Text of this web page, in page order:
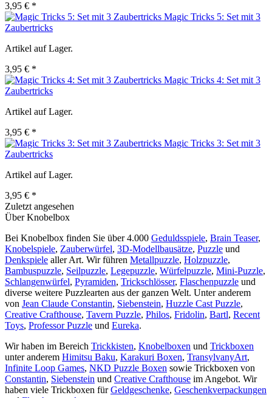
3,95 € *
Magic Tricks 5: Set mit 3
Zaubertricks
Artikel auf Lager.
3,95 € *
Magic Tricks 4: Set mit 3
Zaubertricks
Artikel auf Lager.
3,95 € *
Magic Tricks 3: Set mit 3
Zaubertricks
Artikel auf Lager.
3,95 € *
Zuletzt angesehen
Über Knobelbox
Bei Knobelbox finden Sie über 4.000 Geduldsspiele, Brain Teaser,
Knobelspiele, Zauberwürfel, 3D-Modellbausätze, Puzzle und
Denkspiele aller Art. Wir führen Metallpuzzle, Holzpuzzle,
Bambuspuzzle, Seilpuzzle, Legepuzzle, Würfelpuzzle, Mini-Puzzle,
Schlangenwürfel, Pyramiden, Trickschlösser, Flaschenpuzzle und
diverse weitere Puzzlearten aus der ganzen Welt. Unter anderem
von Jean Claude Constantin, Siebenstein, Huzzle Cast Puzzle,
Creative Crafthouse, Tavern Puzzle, Philos, Fridolin, Bartl, Recent
Toys, Professor Puzzle und Eureka.
Wir haben im Bereich Trickkisten, Knobelboxen und Trickboxen
unter anderem Himitsu Baku, Karakuri Boxen, TransylvanyArt,
Infinite Loop Games, NKD Puzzle Boxen sowie Trickboxen von
Constantin, Siebenstein und Creative Crafthouse im Angebot. Wir
haben viele Trickboxen fürGeldgeschenke, Geschenkverpackungen